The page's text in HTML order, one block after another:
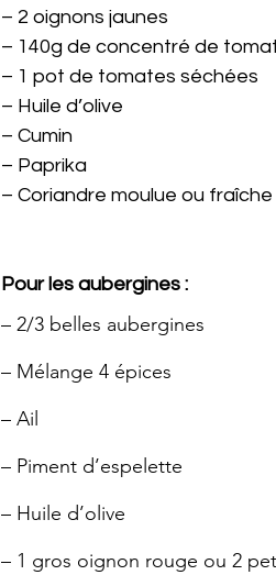
– 2 oignons jaunes
– 140g de concentré de
– 1 pot de tomates séchées
– Huile d’olive
– Cumin
– Paprika
– Coriandre moulue ou fraîche
Pour les aubergines :
– 2/3 belles aubergines
– Mélange 4 épices
– Ail
– Piment d’espelette
– Huile d’olive
– 1 gros oignon rouge ou 2